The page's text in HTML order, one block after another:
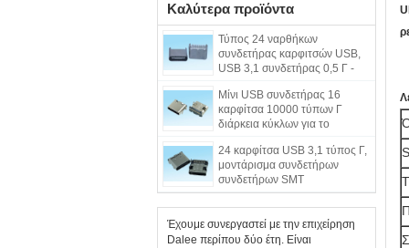
Καλύτερα προϊόντα
Τύπος 24 ναρθήκων
συνδετήρας καρφιτσών USB,
USB 3,1 συνδετήρας 0,5 Γ -
Μίνι USB συνδετήρας 16
καρφίτσα 10000 τύπων Γ
διάρκεια κύκλων για το
24 καρφίτσα USB 3,1 τύπος Γ,
μοντάρισμα συνδετήρων
συνδετήρων SMT
μικροϋπολογιστών USB σε
USB
Έχουμε συνεργαστεί με την επιχείρηση
Dalee περίπου δύο έτη. Είναι